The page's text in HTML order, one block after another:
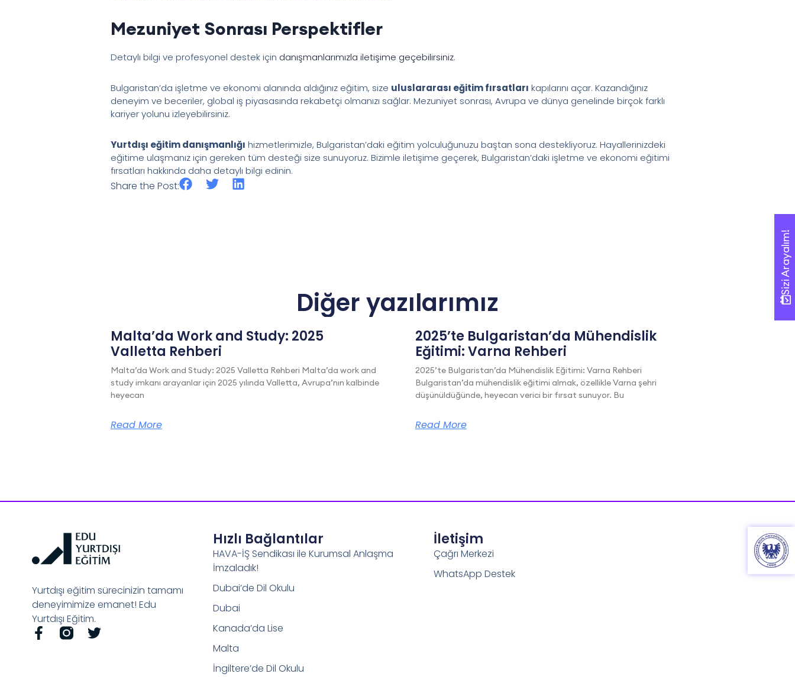
Mezuniyet Sonrası Perspektifler
Detaylı bilgi ve profesyonel destek için danışmanlarımızla iletişime geçebilirsiniz.
Bulgaristan’da işletme ve ekonomi alanında aldığınız eğitim, size uluslararası eğitim fırsatları kapılarını açar. Kazandığınız
deneyim ve beceriler, global iş piyasasında rekabetçi olmanızı sağlar. Mezuniyet sonrası, Avrupa ve dünya genelinde birçok farklı
kariyer yolunu izleyebilirsiniz.
Yurtdışı eğitim danışmanlığı hizmetlerimizle, Bulgaristan’daki eğitim yolculuğunuzu baştan sona destekliyoruz. Hayallerinizdeki
eğitime ulaşmanız için gereken tüm desteği size sunuyoruz. Bizimle iletişime geçerek, Bulgaristan’daki işletme ve ekonomi eğitimi
fırsatları hakkında daha detaylı bilgi edinin.
Share the Post:
Diğer yazılarımız
Malta’da Work and Study: 2025
Valletta Rehberi
Malta’da Work and Study: 2025 Valletta Rehberi Malta’da work and
study imkanı arayanlar için 2025 yılında Valletta, Avrupa’nın kalbinde
heyecan
Read More
2025’te Bulgaristan’da Mühendislik
Eğitimi: Varna Rehberi
2025’te Bulgaristan’da Mühendislik Eğitimi: Varna Rehberi
Bulgaristan’da mühendislik eğitimi almak, özellikle Varna şehri
düşünüldüğünde, heyecan verici bir fırsat sunuyor. Bu
Read More
Sizi Arayalım!
Sizi Arayalım!
Yurtdışı eğitim sürecinizin tamamı
deneyimimize emanet! Edu
Yurtdışı Eğitim.
Hızlı Bağlantılar
HAVA-İŞ Sendikası ile Kurumsal Anlaşma
İmzaladık!
Dubai’de Dil Okulu
Dubai
Kanada’da Lise
Malta
İngiltere’de Dil Okulu
İletişim
Çağrı Merkezi
WhatsApp Destek